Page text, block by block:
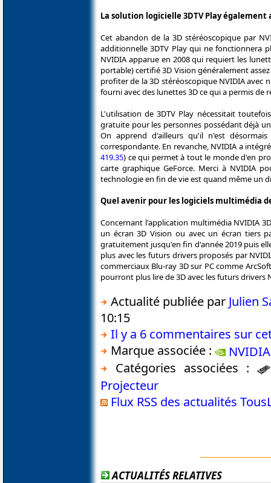
La solution logicielle 3DTV Play
Cet abandon de la 3D stéréoscopique par
additionnelle 3DTV Play qui ne fonctionnera
NVIDIA apparue en 2008 qui requiert les
portable) certifié 3D Vision généralement
profiter de la 3D stéréoscopique NVIDIA
fourni avec des lunettes 3D ce qui a permis de
L'utilisation de 3DTV Play nécessitait
gratuite pour les personnes possédant déjà
On apprend d'ailleurs qu'il n'est
correspondante. En revanche, NVIDIA a
419.35) ce qui permet à tout le monde d'en
carte graphique GeForce. Merci à NVIDIA
technologie en fin de vie est quand même un
Quel avenir pour les logiciels multimédia
Concernant l'application multimédia NVIDIA
un écran 3D Vision ou avec un écran tiers
gratuitement jusqu'en fin d'année 2019 puis
plus avec les futurs drivers proposés par
commerciaux Blu-ray 3D sur PC comme
pourront plus lire de 3D avec les futurs drivers
Actualité publiée par Julien
10:15
Il y a 6 commentaires sur
Marque associée :
NVIDIA
Catégories associées :
Projecteur
Flux RSS des actualités
ACTUALITÉS RELATIVES